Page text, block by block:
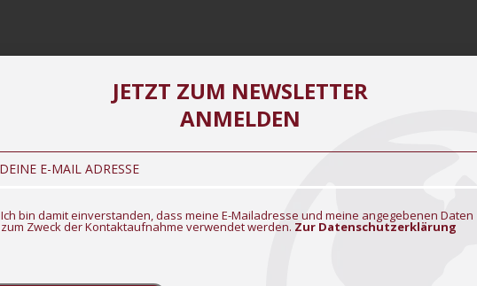
JETZT ZUM NEWSLETTER
ANMELDEN
Ich bin damit einverstanden, dass meine E-Mailadresse und meine angegebenen Daten
zum Zweck der Kontaktaufnahme verwendet werden. Zur Datenschutzerklärung